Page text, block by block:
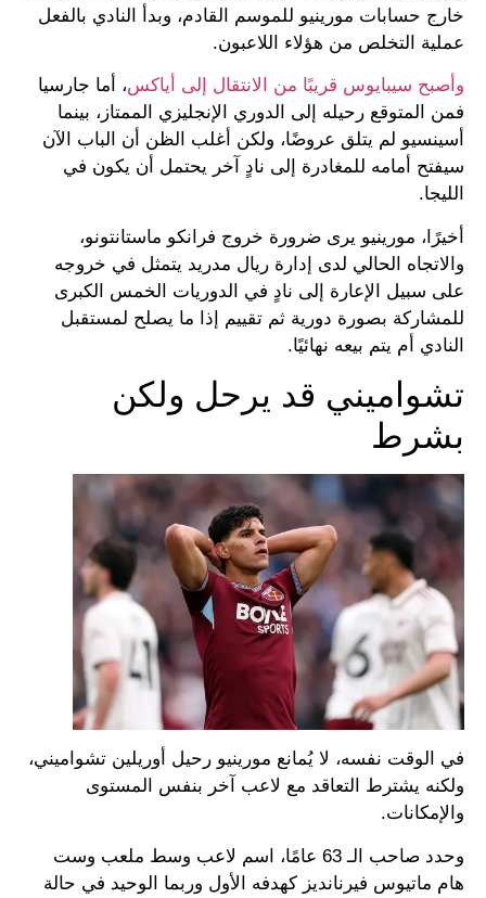
خارج حسابات مورينيو للموسم القادم، وبدأ النادي بالفعل
عملية التخلص من هؤلاء اللاعبون.
وأصبح سيبايوس قريبًا من الانتقال إلى أياكس، أما جارسيا
فمن المتوقع رحيله إلى الدوري الإنجليزي الممتاز، بينما
أسينسيو لم يتلق عروضًا، ولكن أغلب الظن أن الباب الآن
سيفتح أمامه للمغادرة إلى نادٍ آخر يحتمل أن يكون في
الليجا.
أخيرًا، مورينيو يرى ضرورة خروج فرانكو ماستانتونو،
والاتجاه الحالي لدى إدارة ريال مدريد يتمثل في خروجه
على سبيل الإعارة إلى نادٍ في الدوريات الخمس الكبرى
للمشاركة بصورة دورية ثم تقييم إذا ما يصلح لمستقبل
النادي أم يتم بيعه نهائيًا.
تشواميني قد يرحل ولكن
بشرط
في الوقت نفسه، لا يُمانع مورينيو رحيل أوريلين تشواميني،
ولكنه يشترط التعاقد مع لاعب آخر بنفس المستوى
والإمكانات.
وحدد صاحب الـ 63 عامًا، اسم لاعب وسط ملعب وست
هام ماتيوس فيرنانديز كهدفه الأول وربما الوحيد في حالة